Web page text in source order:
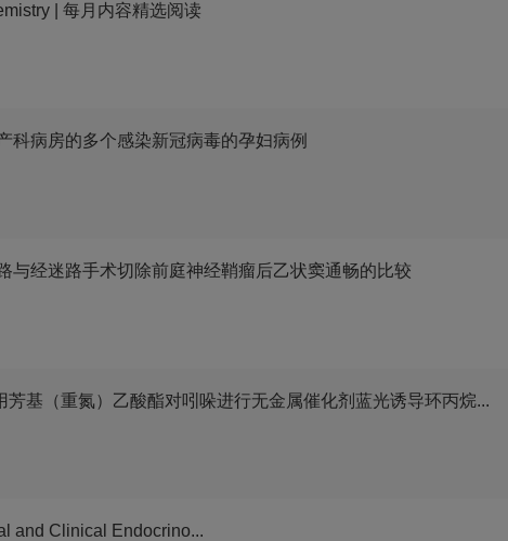
| 每月内容精选阅读
科病房的多个感染新冠病毒的孕妇病例
与经迷路手术切除前庭神经鞘瘤后乙状窦通畅的比较
芳基（重氮）乙酸酯对吲哚进行无金属催化剂蓝光诱导环丙烷...
and Clinical Endocrino...